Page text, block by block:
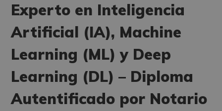
Experto en Inteligencia
Artificial (IA), Machine
Learning (ML) y Deep
Learning (DL) – Diploma
Autentificado por Notario